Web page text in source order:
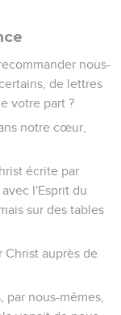
nous-
de lettres
votre part ?
notre cœur,
écrite par
l'Esprit du
sur des tables
Christ auprès de
par nous-mêmes,